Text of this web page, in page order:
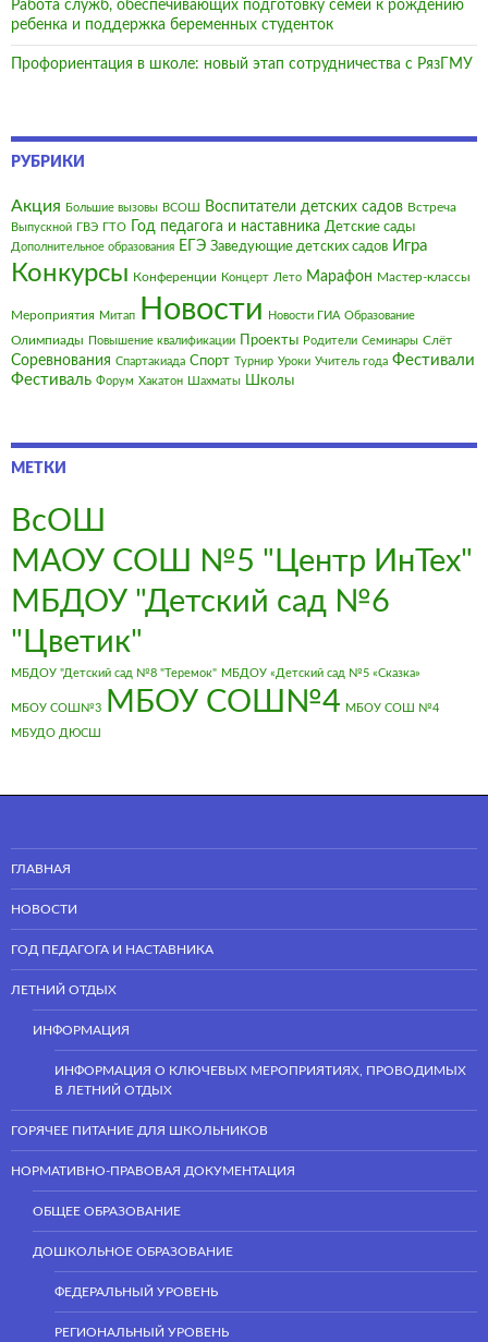
Работа служб, обеспечивающих подготовку семей к рождению
ребенка и поддержка беременных студенток
Профориентация в школе: новый этап сотрудничества с РязГМУ
РУБРИКИ
Акция Большие вызовы ВСОШ Воспитатели детских садов Встреча
Выпускной ГВЭ ГТО Год педагога и наставника Детские сады
Дополнительное образования ЕГЭ Заведующие детских садов Игра
Конкурсы Конференции Концерт Лето Марафон Мастер-классы
Мероприятия Митап Новости Новости ГИА Образование
Олимпиады Повышение квалификации Проекты Родители Семинары Слёт
Соревнования Спартакиада Спорт Турнир Уроки Учитель года Фестивали
Фестиваль Форум Хакатон Шахматы Школы
МЕТКИ
ВсОШ
МАОУ СОШ №5 "Центр ИнТех"
МБДОУ "Детский сад №6
"Цветик"
МБДОУ "Детский сад №8 "Теремок" МБДОУ «Детский сад №5 «Сказка»
МБОУ СОШ№3 МБОУ СОШ№4 МБОУ СОШ №4
МБУДО ДЮСШ
ГЛАВНАЯ
НОВОСТИ
ГОД ПЕДАГОГА И НАСТАВНИКА
ЛЕТНИЙ ОТДЫХ
ИНФОРМАЦИЯ
ИНФОРМАЦИЯ О КЛЮЧЕВЫХ МЕРОПРИЯТИЯХ, ПРОВОДИМЫХ
В ЛЕТНИЙ ОТДЫХ
ГОРЯЧЕЕ ПИТАНИЕ ДЛЯ ШКОЛЬНИКОВ
НОРМАТИВНО-ПРАВОВАЯ ДОКУМЕНТАЦИЯ
ОБЩЕЕ ОБРАЗОВАНИЕ
ДОШКОЛЬНОЕ ОБРАЗОВАНИЕ
ФЕДЕРАЛЬНЫЙ УРОВЕНЬ
РЕГИОНАЛЬНЫЙ УРОВЕНЬ